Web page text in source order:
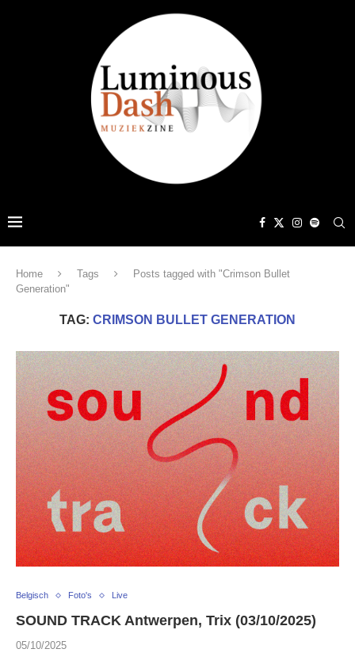
Home Tags
Posts tagged with "Crimson Bullet
Generation"
TAG: CRIMSON BULLET GENERATION
Belgisch Foto's Live
SOUND TRACK Antwerpen, Trix (03/10/2025)
05/10/2025